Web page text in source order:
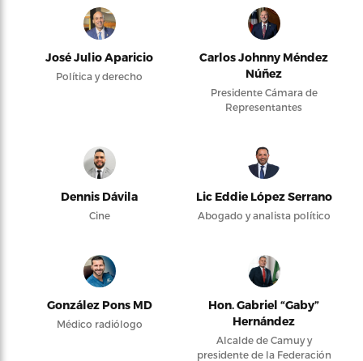
José Julio Aparicio
Política y derecho
Carlos Johnny Méndez
Núñez
Presidente Cámara de
Representantes
Dennis Dávila
Cine
Lic Eddie López Serrano
Abogado y analista político
González Pons MD
Médico radiólogo
Hon. Gabriel “Gaby”
Hernández
Alcalde de Camuy y
presidente de la Federación